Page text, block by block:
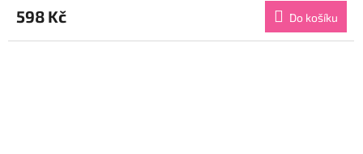
produktu
je
4,3
598 Kč Do košíku